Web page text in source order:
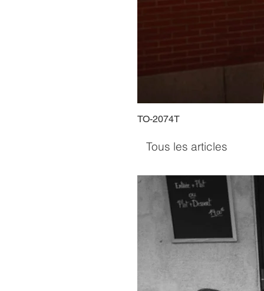
TO-2074T
Tous les articles